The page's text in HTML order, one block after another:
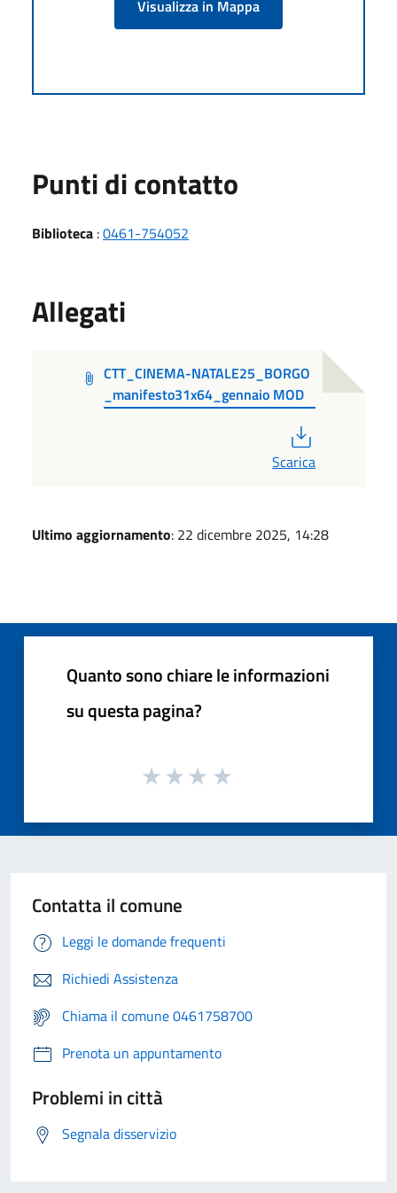
Visualizza in Mappa
Punti di contatto
Biblioteca :0461-754052
Allegati
CTT_CINEMA-NATALE25_BORGO
_manifesto31x64_gennaio MOD
Scarica
Ultimo aggiornamento: 22 dicembre 2025, 14:28
Quanto sono chiare le informazioni
su questa pagina?
Contatta il comune
Leggi le domande frequenti
Richiedi Assistenza
Chiama il comune 0461758700
Prenota un appuntamento
Problemi in città
Segnala disservizio